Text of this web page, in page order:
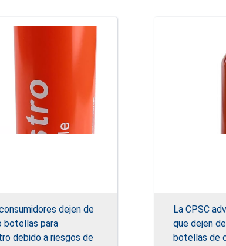
dejen de
botellas para
debido a riesgos de
La CPSC
que dejen
botellas de